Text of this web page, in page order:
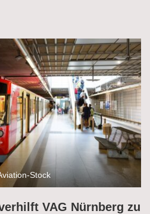
Stock
VAG Nürnberg zu